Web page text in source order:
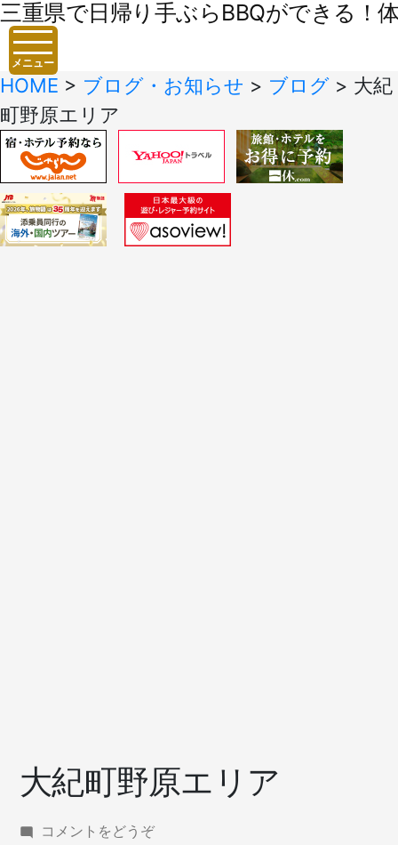
三重県で日帰り手ぶらBBQができる！
メニュー
HOME > ブログ・お知らせ > ブログ > 大紀
町野原エリア
大紀町野原エリア
コメントをどうぞ(大